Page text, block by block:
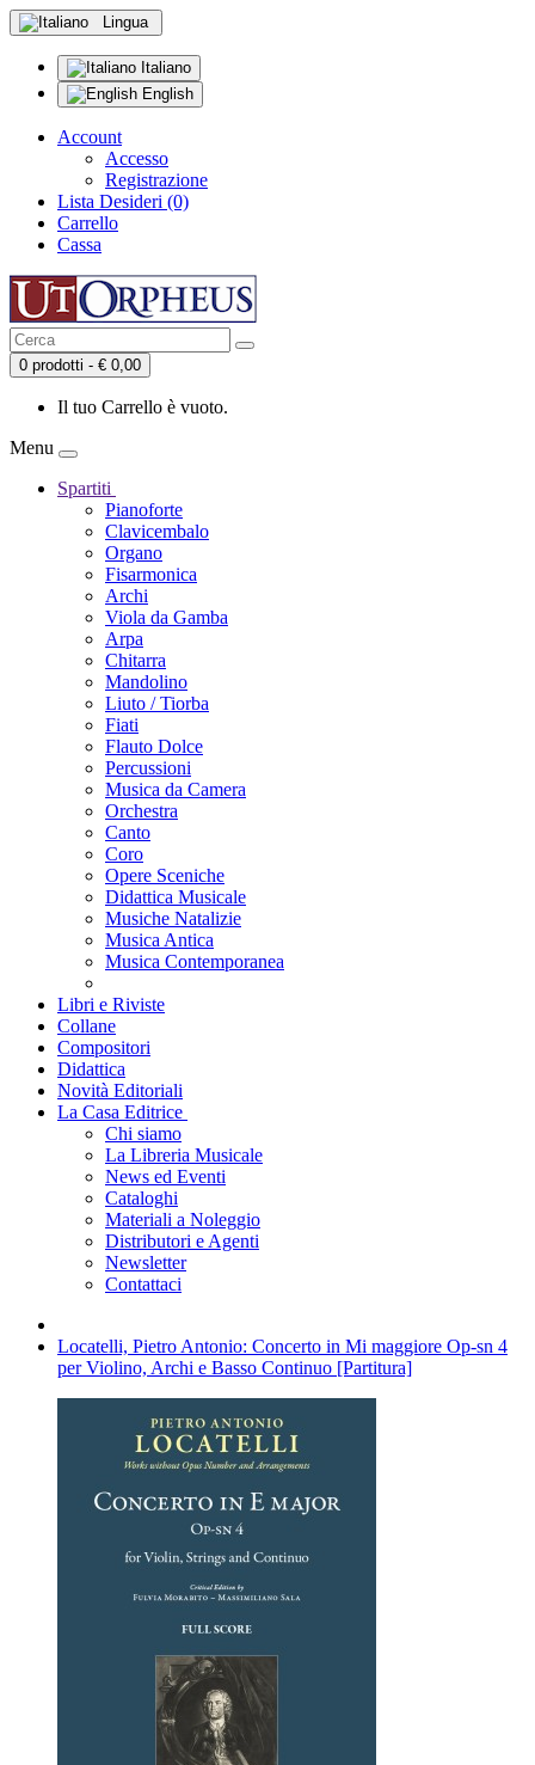
Lingua
Italiano
English
Account
Accesso
Registrazione
Lista Desideri (0)
Carrello
Cassa
0 prodotti - € 0,00
Il tuo Carrello è vuoto.
Menu
Spartiti
Pianoforte
Clavicembalo
Organo
Fisarmonica
Archi
Viola da Gamba
Arpa
Chitarra
Mandolino
Liuto / Tiorba
Fiati
Flauto Dolce
Percussioni
Musica da Camera
Orchestra
Canto
Coro
Opere Sceniche
Didattica Musicale
Musiche Natalizie
Musica Antica
Musica Contemporanea
Libri e Riviste
Collane
Compositori
Didattica
Novità Editoriali
La Casa Editrice
Chi siamo
La Libreria Musicale
News ed Eventi
Cataloghi
Materiali a Noleggio
Distributori e Agenti
Newsletter
Contattaci
Locatelli, Pietro Antonio: Concerto in Mi maggiore Op-sn 4
per Violino, Archi e Basso Continuo [Partitura]